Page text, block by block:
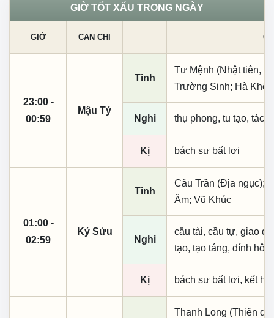
GIỜ TỐT XẤU TRONG NGÀY
GIỜ CAN CHI
23:00 -
00:59
Mậu Tý
Tinh
Tư Mệnh (Nhật tiên,
Trường Sinh; Hà
Nghi thụ phong, tu tạo, tác
Kị bách sự bất lợi
01:00 -
02:59
Kỷ Sửu
Tinh
Câu Trần (Địa ngục);
Âm; Vũ Khúc
Nghi
cầu tài, cầu tự, giao
tạo, tạo táng, đính hôn
Kị bách sự bất lợi, kết
Thanh Long (Thiên